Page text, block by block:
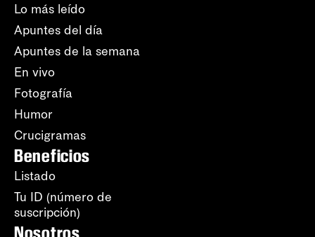
Lo más leído
Apuntes del día
Apuntes de la semana
En vivo
Fotografía
Humor
Crucigramas
Beneficios
Listado
Tu ID (número de
suscripción)
Nosotros